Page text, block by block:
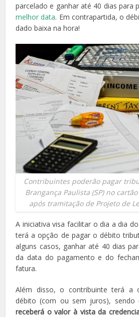
parcelado e ganhar até 40 dias para
melhor data. Em contrapartida, o
dado baixa na hora!
Contribuintes poderão pagar
Brangança Paulista (SP) no
após tramitação de Projeto de
A iniciativa visa facilitar o dia a dia
terá a opção de pagar o débito
alguns casos, ganhar até 40 dias
da data do pagamento e do
fatura.
Além disso, o contribuinte terá a
débito (com ou sem juros),
receberá o valor à vista da